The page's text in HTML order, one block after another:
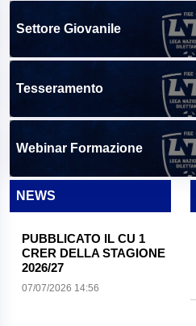
Settore Giovanile
Tesseramento
Webinar Formazione
NEWS
PUBBLICATO IL CU 1
CRER DELLA STAGIONE
2026/27
07/07/2026 14:56